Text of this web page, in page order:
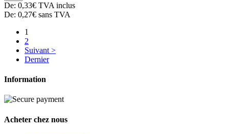
De: 0,33€ TVA inclus
De: 0,27€ sans TVA
1
2
Suivant >
Dernier
Information
Acheter chez nous